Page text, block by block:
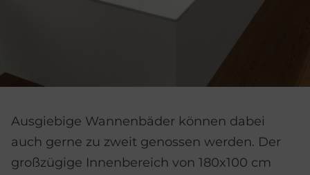
Ausgiebige Wannenbäder können dabei
auch gerne zu zweit genossen werden. Der
großzügige Innenbereich von 180x100 cm